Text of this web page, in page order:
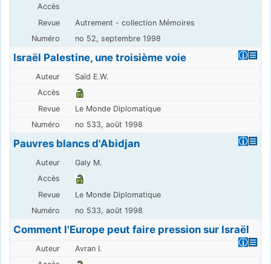
Autrement - collection Mémoires
no 52, septembre 1998
Israël Palestine, une troisième voie
Saïd E.W.
Le Monde Diplomatique
no 533, août 1998
Pauvres blancs d'Abidjan
Galy M.
Le Monde Diplomatique
no 533, août 1998
Comment l'Europe peut faire pression sur Israël
Avran I.